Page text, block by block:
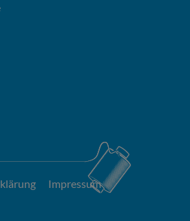
Impressum